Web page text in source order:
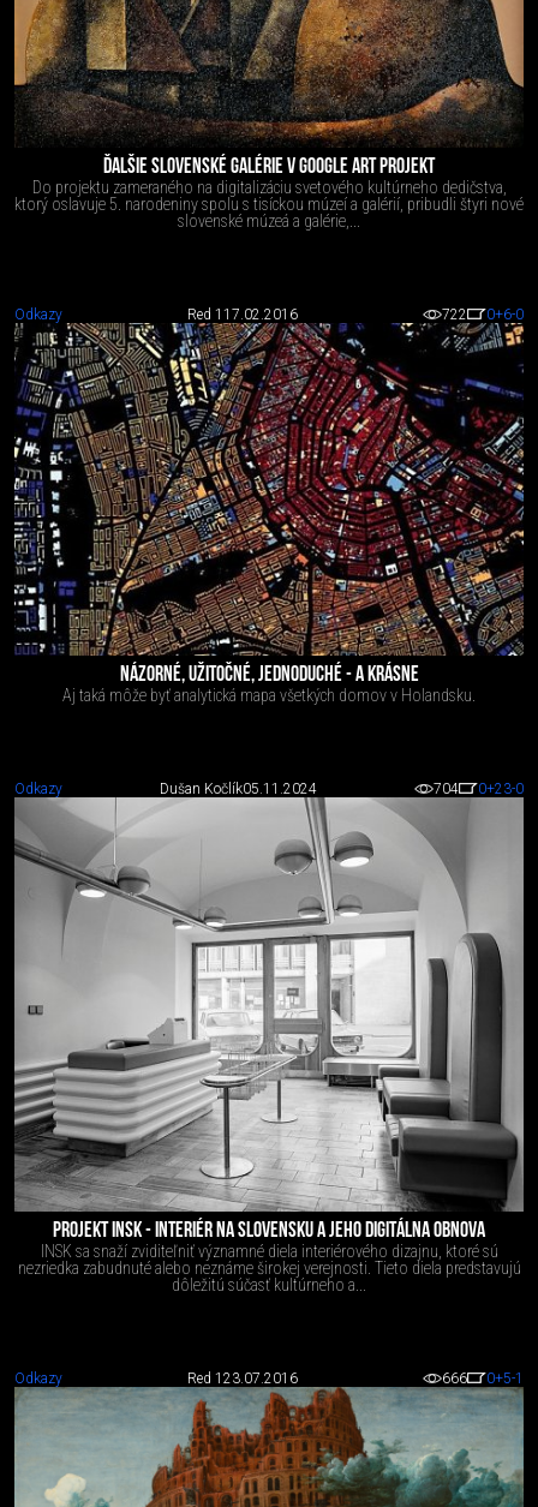
ĎALŠIE SLOVENSKÉ GALÉRIE V GOOGLE ART PROJEKT
Do projektu zameraného na digitalizáciu svetového kultúrneho dedičstva,
ktorý oslavuje 5. narodeniny spolu s tisíckou múzeí a galérií, pribudli štyri nové
slovenské múzeá a galérie,...
Odkazy Red 1 17.02.2016 722 0+6-0
NÁZORNÉ, UŽITOČNÉ, JEDNODUCHÉ - A KRÁSNE
Aj taká môže byť analytická mapa všetkých domov v Holandsku.
Odkazy Dušan Kočlík05.11.2024 704 0+23-0
PROJEKT INSK - INTERIÉR NA SLOVENSKU A JEHO DIGITÁLNA OBNOVA
INSK sa snaží zviditeľniť významné diela interiérového dizajnu, ktoré sú
nezriedka zabudnuté alebo neznáme širokej verejnosti. Tieto diela predstavujú
dôležitú súčasť kultúrneho a...
Odkazy Red 1 23.07.2016 666 0+5-1